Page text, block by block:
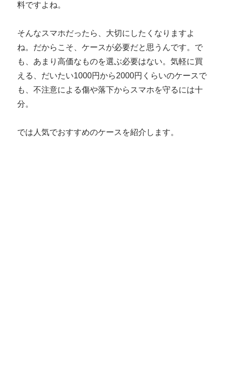
料ですよね。
そんなスマホだったら、大切にしたくなりますよ
ね。だからこそ、ケースが必要だと思うんです。で
も、あまり高価なものを選ぶ必要はない。気軽に買
える、だいたい1000円から2000円くらいのケースで
も、不注意による傷や落下からスマホを守るには十
分。
では人気でおすすめのケースを紹介します。